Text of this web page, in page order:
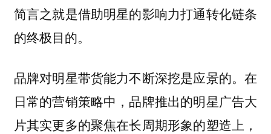
简言之就是借助明星的影响力打通转化链条
的终极目的。
品牌对明星带货能力不断深挖是应景的。在
日常的营销策略中，品牌推出的明星广告大
片其实更多的聚焦在长周期形象的塑造上，